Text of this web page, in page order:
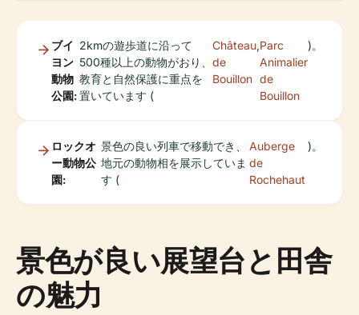
ブイ
ヨン
動物
公園:
2kmの遊歩道に沿って
500種以上の動物がおり、
教育と自然保護に重点を
置いています (
Château
de
Bouillon
,Parc
Animalier
de
Bouillon
)。
ロックオ
ー動物公
園:
景色の良い列車で移動でき、
地元の動物相を展示していま
す (
Auberge
de
Rochehaut
)。
景色が良い展望台と田舎
の魅力